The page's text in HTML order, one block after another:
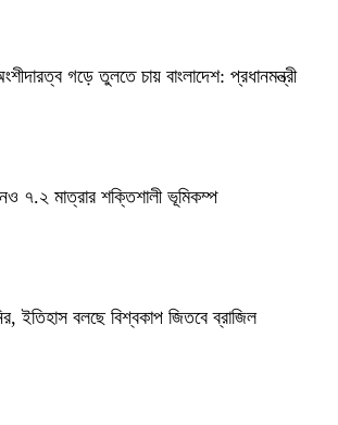
গড়ে তুলতে চায় বাংলাদেশ: প্রধানমন্ত্রী
৭.২ মাত্রার শক্তিশালী ভূমিকম্প
ইতিহাস বলছে বিশ্বকাপ জিতবে ব্রাজিল